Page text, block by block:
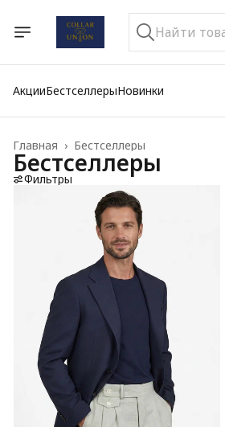
АкцииБестселлерыНовинки
Бестселлеры
Главная ›
Бестселлеры
Фильтры